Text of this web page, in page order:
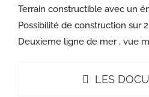
Terrain constructible avec un
Possibilité de construction sur
Deuxieme ligne de mer , vue
LES